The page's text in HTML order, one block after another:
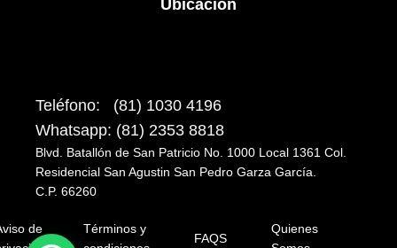
Ubicación
Teléfono: (81) 1030 4196
Whatsapp: (81) 2353 8818
Blvd. Batallón de San Patricio No. 1000 Local 1361 Col.
Residencial San Agustin San Pedro Garza García.
C.P. 66260
de
Términos y
FAQS
Quienes